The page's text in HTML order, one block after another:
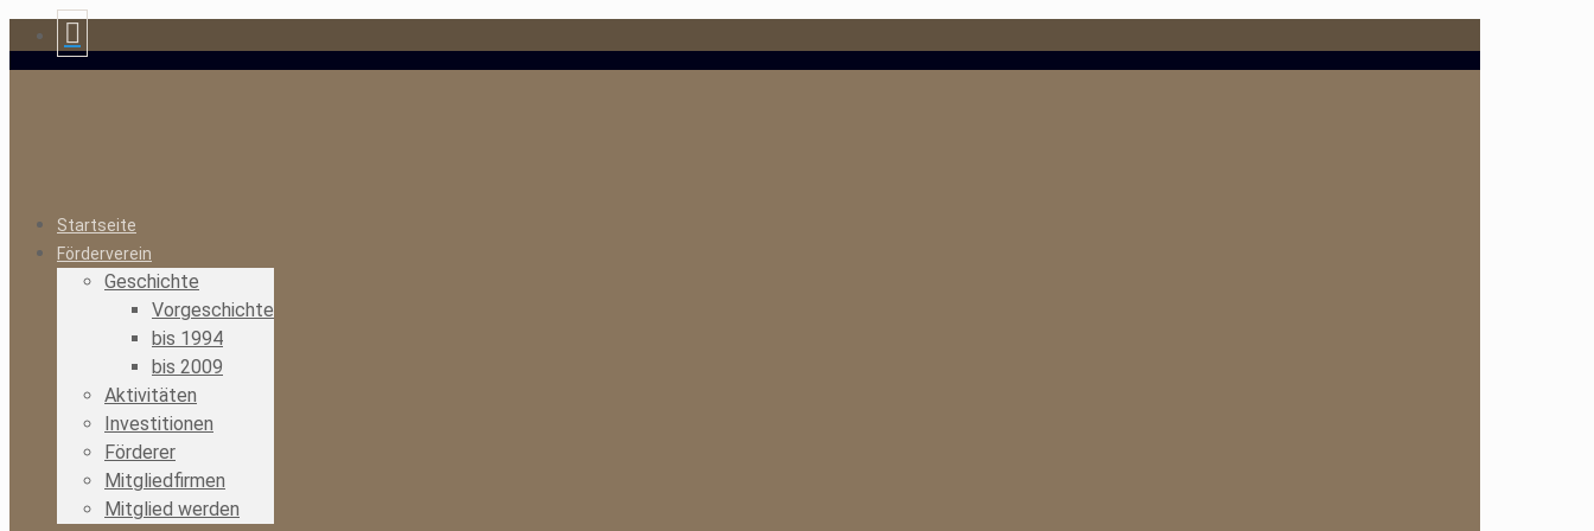
Startseite
Förderverein
Geschichte
Vorgeschichte
bis 1994
bis 2009
Aktivitäten
Investitionen
Förderer
Mitgliedfirmen
Mitglied werden